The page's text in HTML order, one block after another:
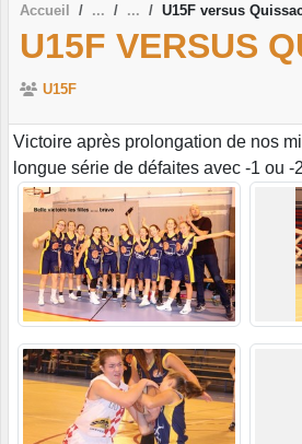
Accueil U15F versus
U15F VERSUS
U15F
Victoire après prolongation de nos
longue série de défaites avec -1 ou -